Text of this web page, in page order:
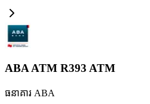
ABA ATM R393 ATM
ធនាគារ ABA